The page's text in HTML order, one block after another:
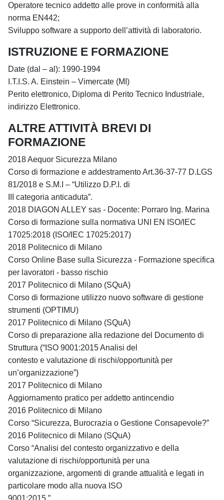
Operatore tecnico addetto alle prove in conformità alla
norma EN442;
Sviluppo software a supporto dell’attività di laboratorio.
ISTRUZIONE E FORMAZIONE
Date (dal – al): 1990-1994
I.T.I.S. A. Einstein – Vimercate (MI)
Perito elettronico, Diploma di Perito Tecnico Industriale,
indirizzo Elettronico.
ALTRE ATTIVITÀ BREVI DI
FORMAZIONE
2018 Aequor Sicurezza Milano
Corso di formazione e addestramento Art.36-37-77 D.LGS
81/2018 e S.M.I – “Utilizzo D.P.I. di
III categoria anticaduta”.
2018 DIAGON ALLEY sas - Docente: Porraro Ing. Marina
Corso di formazione sulla normativa UNI EN ISO/IEC
17025:2018 (ISO/IEC 17025:2017)
2018 Politecnico di Milano
Corso Online Base sulla Sicurezza - Formazione specifica
per lavoratori - basso rischio
2017 Politecnico di Milano (SQuA)
Corso di formazione utilizzo nuovo software di gestione
strumenti (OPTIMU)
2017 Politecnico di Milano (SQuA)
Corso di preparazione alla redazione del Documento di
Struttura (“ISO 9001:2015 Analisi del
contesto e valutazione di rischi/opportunità per
un’organizzazione”)
2017 Politecnico di Milano
Aggiornamento pratico per addetto antincendio
2016 Politecnico di Milano
Corso “Sicurezza, Burocrazia o Gestione Consapevole?”
2016 Politecnico di Milano (SQuA)
Corso “Analisi del contesto organizzativo e della
valutazione di rischi/opportunità per una
organizzazione, argomenti di grande attualità e legati in
particolare modo alla nuova ISO
9001:2015.”